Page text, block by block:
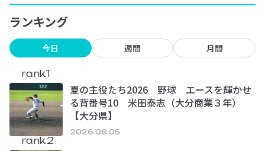
ランキング
今日 週間 月間
rank.1
夏の主役たち2026 野球 エースを輝かせ
る背番号10 米田泰志（大分商業３年）
【大分県】
2026.08.05
rank.2